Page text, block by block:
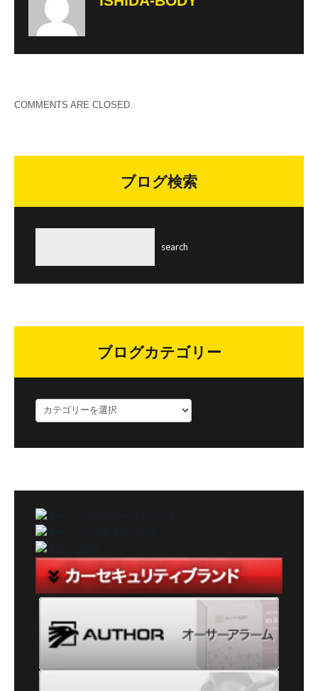
COMMENTS ARE CLOSED.
ブログ検索
ブログカテゴリー
ロ
ー